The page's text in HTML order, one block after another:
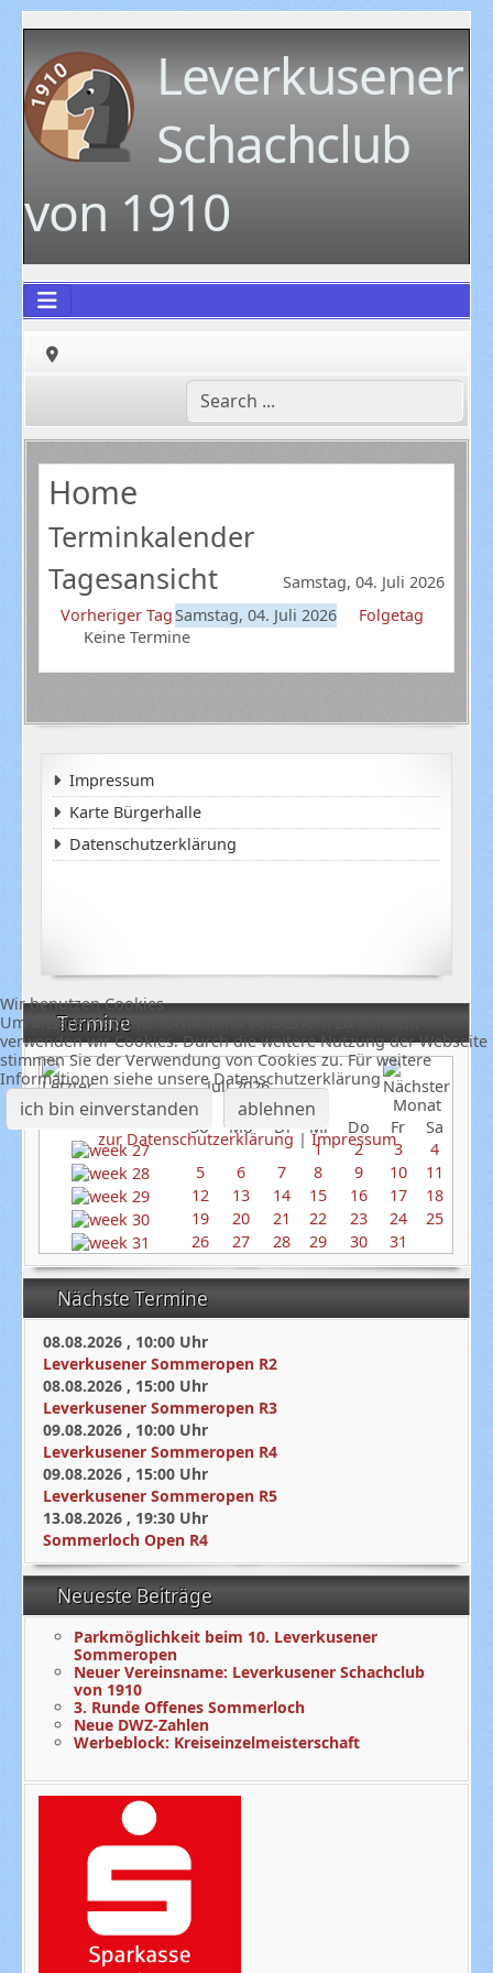
Leverkusener
Schachclub
von 1910
Termine
Juli 2026
So
Mo Di Mi Do Fr
Sa
1
2 3
4
5
6 7 8 9 10
11
12
13 14 15 16 17
18
19
20 21 22 23 24
25
26
27 28 29 30 31
Nächste Termine
08.08.2026 , 10:00 Uhr
Leverkusener Sommeropen R2
08.08.2026 , 15:00 Uhr
Leverkusener Sommeropen R3
09.08.2026 , 10:00 Uhr
Leverkusener Sommeropen R4
09.08.2026 , 15:00 Uhr
Leverkusener Sommeropen R5
13.08.2026 , 19:30 Uhr
Sommerloch Open R4
Neueste Beiträge
Parkmöglichkeit beim 10. Leverkusener
Sommeropen
Neuer Vereinsname: Leverkusener Schachclub
von 1910
3. Runde Offenes Sommerloch
Neue DWZ-Zahlen
Werbeblock: Kreiseinzelmeisterschaft
Home
Terminkalender
Tagesansicht
Samstag, 04. Juli 2026
Vorheriger TagSamstag, 04. Juli 2026
Folgetag
Keine Termine
Impressum
Karte Bürgerhalle
Datenschutzerklärung
Wir benutzen Cookies
Um unsere Webseite fortlaufend verbessern zu können,
verwenden wir Cookies. Durch die weitere Nutzung der Webseite
stimmen Sie der Verwendung von Cookies zu. Für weitere
Informationen siehe unsere Datenschutzerklärung
ich bin einverstanden ablehnen
zur Datenschutzerklärung |Impressum